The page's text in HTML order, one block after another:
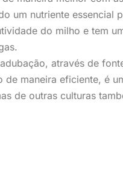
um nutriente essencial
do milho e tem
através de
maneira eficiente, é
de outras culturas